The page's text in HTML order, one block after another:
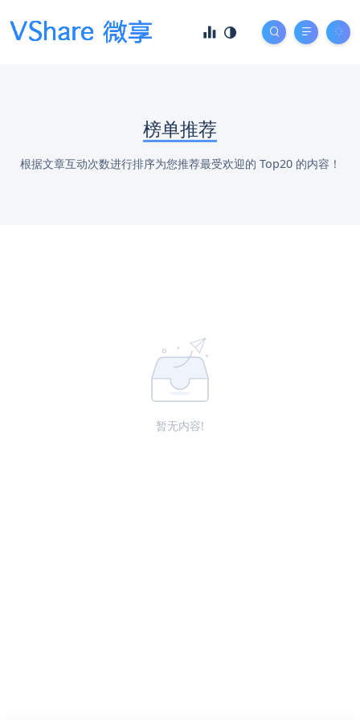
榜单推荐
根据文章互动次数进行排序为您推荐最受欢迎的 Top20 的内容！
暂无内容!